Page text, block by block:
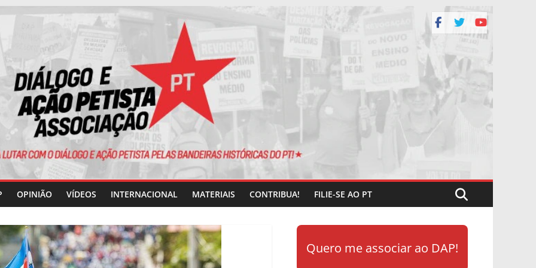
OPINIÃO VÍDEOS INTERNACIONAL MATERIAIS CONTRIBUA! FILIE-SE AO PT
Quero me associar ao DAP!